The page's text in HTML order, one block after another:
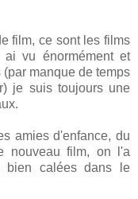
film, ce sont les films
vu énormément et
manque de temps
je suis toujours une
amies d'enfance, du
nouveau film, on l'a
bien calées dans le